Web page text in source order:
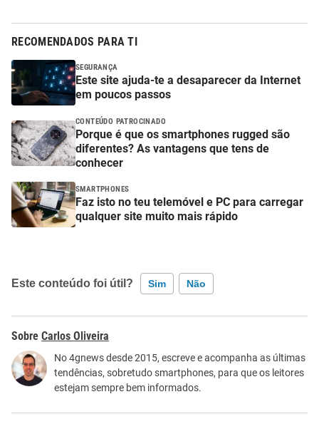
RECOMENDADOS PARA TI
SEGURANÇA
Este site ajuda-te a desaparecer da Internet
em poucos passos
CONTEÚDO PATROCINADO
Porque é que os smartphones rugged são
diferentes? As vantagens que tens de
conhecer
SMARTPHONES
Faz isto no teu telemóvel e PC para carregar
qualquer site muito mais rápido
Este conteúdo foi útil? Sim Não
Este conteúdo contém informação incorreta
Este conteúdo não tem a informação que procuro
Outro
Carlos Oliveira
No 4gnews desde 2015, escreve e acompanha as últimas
tendências, sobretudo smartphones, para que os leitores
estejam sempre bem informados.